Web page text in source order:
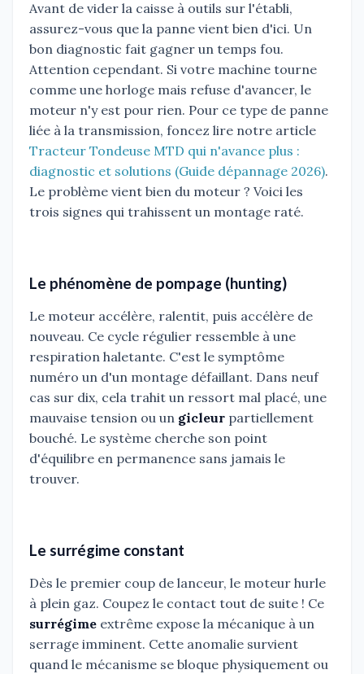
Avant de vider la caisse à outils sur l'établi,
assurez-vous que la panne vient bien d'ici. Un
bon diagnostic fait gagner un temps fou.
Attention cependant. Si votre machine tourne
comme une horloge mais refuse d'avancer, le
moteur n'y est pour rien. Pour ce type de panne
liée à la transmission, foncez lire notre article
Tracteur Tondeuse MTD qui n'avance plus :
diagnostic et solutions (Guide dépannage 2026).
Le problème vient bien du moteur ? Voici les
trois signes qui trahissent un montage raté.
Le phénomène de pompage (hunting)
Le moteur accélère, ralentit, puis accélère de
nouveau. Ce cycle régulier ressemble à une
respiration haletante. C'est le symptôme
numéro un d'un montage défaillant. Dans neuf
cas sur dix, cela trahit un ressort mal placé, une
mauvaise tension ou un gicleur partiellement
bouché. Le système cherche son point
d'équilibre en permanence sans jamais le
trouver.
Le surrégime constant
Dès le premier coup de lanceur, le moteur hurle
à plein gaz. Coupez le contact tout de suite ! Ce
surrégime extrême expose la mécanique à un
serrage imminent. Cette anomalie survient
quand le mécanisme se bloque physiquement ou